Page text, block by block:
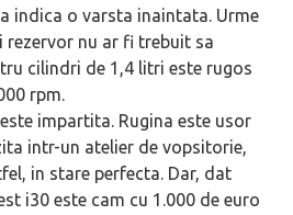
indica o varsta inaintata. Urme
rezervor nu ar fi trebuit sa
cilindri de 1,4 litri este rugos
rpm.
este impartita. Rugina este usor
intr-un atelier de vopsitorie,
in stare perfecta. Dar, dat
i30 este cam cu 1.000 de euro